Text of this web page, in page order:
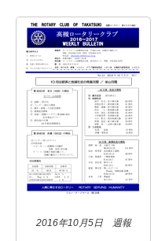
2016年10月5日 週報